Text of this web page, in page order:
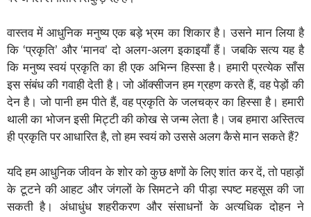
वास्तव में आधुनिक मनुष्य एक बड़े भ्रम का शिकार है। उसने मान लिया है
कि ‘प्रकृति’ और ‘मानव’ दो अलग-अलग इकाइयाँ हैं। जबकि सत्य यह है
कि मनुष्य स्वयं प्रकृति का ही एक अभिन्न हिस्सा है। हमारी प्रत्येक साँस
इस संबंध की गवाही देती है। जो ऑक्सीजन हम ग्रहण करते हैं, वह पेड़ों की
देन है। जो पानी हम पीते हैं, वह प्रकृति के जलचक्र का हिस्सा है। हमारी
थाली का भोजन इसी मिट्टी की कोख से जन्म लेता है। जब हमारा अस्तित्व
ही प्रकृति पर आधारित है, तो हम स्वयं को उससे अलग कैसे मान सकते हैं?
यदि हम आधुनिक जीवन के शोर को कुछ क्षणों के लिए शांत कर दें, तो पहाड़ों
के टूटने की आहट और जंगलों के सिमटने की पीड़ा स्पष्ट महसूस की जा
सकती है। अंधाधुंध शहरीकरण और संसाधनों के अत्यधिक दोहन ने